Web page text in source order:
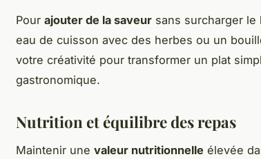
Pour ajouter de la saveur sans surcharger le
eau de cuisson avec des herbes ou un
votre créativité pour transformer un plat
gastronomique.
Nutrition et équilibre des repas
Maintenir une valeur nutritionnelle élevée